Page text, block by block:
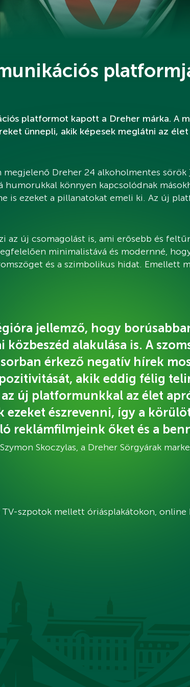
platformot kapott a Dreher márka. A
ünnepli, akik képesek meglátni az
Dreher 24 alkoholmentes sörök
könnyen kapcsolódnak
is ezeket a pillanatokat emeli ki. Az új
az új csomagolást is, ami erősebb és
minimalistává és modernné,
és a szimbolikus hidat. Emellett
jellemző, hogy
közbeszéd alakulása is. A
sorban érkező negatív hírek
akik eddig félig
új platformunkkal az élet
ezeket észrevenni, így a
reklámfilmjeink őket és a
Skoczylas, a Dreher Sörgyárak
szpotok mellett óriásplakátokon,